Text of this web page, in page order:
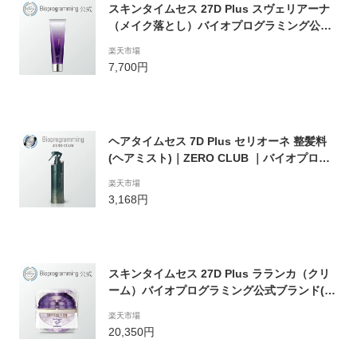
スキンタイムセス 27D Plus スヴェリアーナ
（メイク落とし）バイオプログラミング公式
楽天市場
7,700円
ヘアタイムセス 7D Plus セリオーネ 整髪料
(ヘアミスト)｜ZERO CLUB ｜バイオプログ
ュミエリーナ)
楽天市場
3,168円
スキンタイムセス 27D Plus ラランカ（クリ
ーム）バイオプログラミング公式ブランド(メ
楽天市場
20,350円